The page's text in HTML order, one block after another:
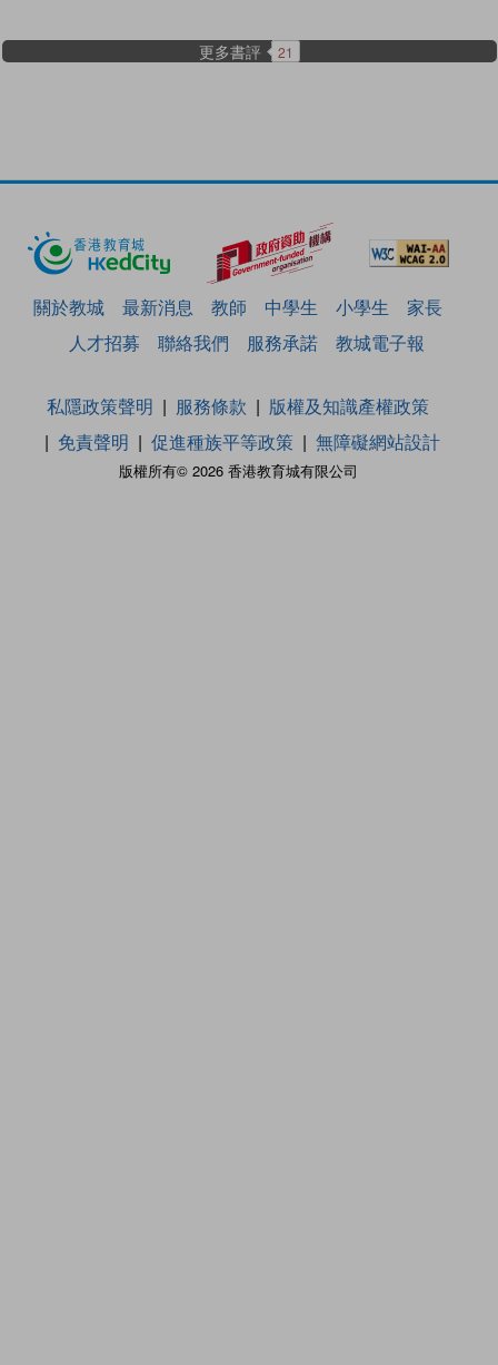
更多書評 21
關於教城 最新消息 教師 中學生 小學生
家長
人才招募
聯絡我們 服務承諾 教城電子報
版權所有© 2026 香港教育城有限公司
私隱政策聲明 服務條款
版權及知識產權政策
免責聲明
促進種族平等政策 無障礙網站設計